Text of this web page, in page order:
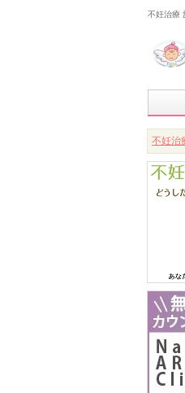
不妊治療
不妊治